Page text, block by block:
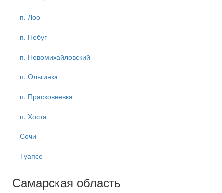
п. Лоо
п. Небуг
п. Новомихайловский
п. Ольгинка
п. Прасковеевка
п. Хоста
Сочи
Туапсе
Самарская область